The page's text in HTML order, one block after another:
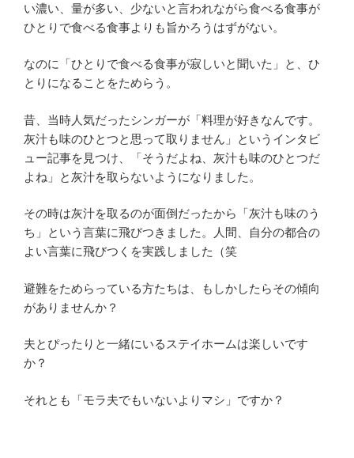
い濃い、量が多い、少ないと言われながら食べる食事が
ひとりで食べる食事よりも旨かろうはずがない。
なのに「ひとりで食べる食事が寂しいと聞いた」と、ひ
とりになることをためらう。
昔、当時人気だったシンガーが「料理が好きなんです。
灰汁も味のひとつと思って取りません」というインタビ
ュー記事を見つけ、「そうだよね、灰汁も味のひとつだ
よね」と灰汁を取らないようになりました。
その時は灰汁を取るのが面倒だったから「灰汁も味のう
ち」という言葉に飛びつきました。人間、自分の都合の
よい言葉に飛びつくを実践しました（笑
避難をためらっている方たちは、もしかしたらその傾向
がありませんか？
夫とぴったりと一緒にいるステイホームは楽しいです
か？
それとも「モラ夫でもいないよりマシ」ですか？